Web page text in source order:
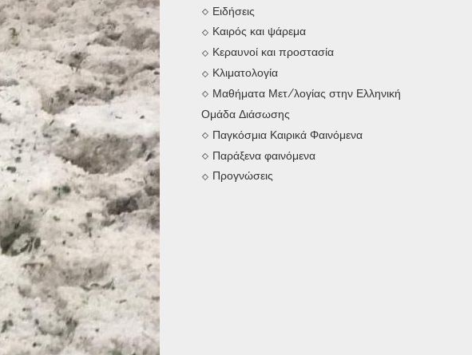
Ειδήσεις
Καιρός και ψάρεμα
Κεραυνοί και προστασία
Κλιματολογία
Μαθήματα Μετ/λογίας στην Ελληνική
Ομάδα Διάσωσης
Παγκόσμια Καιρικά Φαινόμενα
Παράξενα φαινόμενα
Προγνώσεις